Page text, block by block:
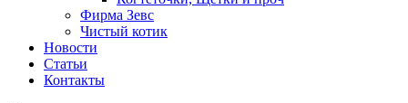
Фирма Зевс
Чистый котик
Новости
Статьи
Контакты